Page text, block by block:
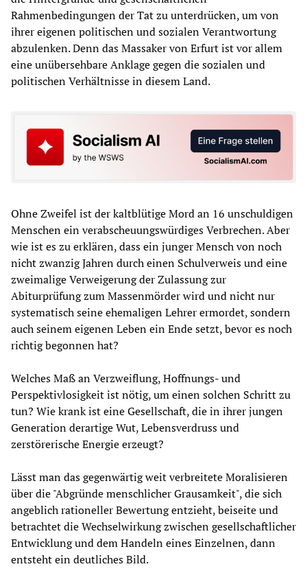
Rahmenbedingungen der Tat zu unterdrücken, um von
ihrer eigenen politischen und sozialen Verantwortung
abzulenken. Denn das Massaker von Erfurt ist vor allem
eine unübersehbare Anklage gegen die sozialen und
politischen Verhältnisse in diesem Land.
Ohne Zweifel ist der kaltblütige Mord an 16 unschuldigen
Menschen ein verabscheuungswürdiges Verbrechen. Aber
wie ist es zu erklären, dass ein junger Mensch von noch
nicht zwanzig Jahren durch einen Schulverweis und eine
zweimalige Verweigerung der Zulassung zur
Abiturprüfung zum Massenmörder wird und nicht nur
systematisch seine ehemaligen Lehrer ermordet, sondern
auch seinem eigenen Leben ein Ende setzt, bevor es noch
richtig begonnen hat?
Welches Maß an Verzweiflung, Hoffnungs- und
Perspektivlosigkeit ist nötig, um einen solchen Schritt zu
tun? Wie krank ist eine Gesellschaft, die in ihrer jungen
Generation derartige Wut, Lebensverdruss und
zerstörerische Energie erzeugt?
Lässt man das gegenwärtig weit verbreitete Moralisieren
über die "Abgründe menschlicher Grausamkeit", die sich
angeblich rationeller Bewertung entzieht, beiseite und
betrachtet die Wechselwirkung zwischen gesellschaftlicher
Entwicklung und dem Handeln eines Einzelnen, dann
entsteht ein deutliches Bild.